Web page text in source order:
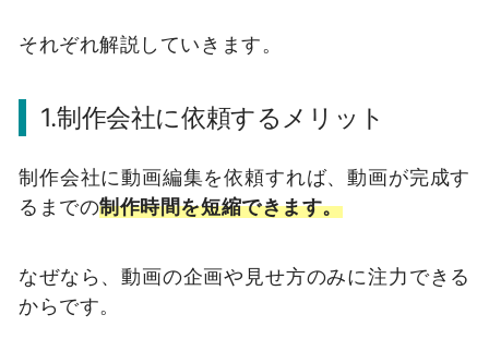
それぞれ解説していきます。
1.制作会社に依頼するメリット
制作会社に動画編集を依頼すれば、動画が完成す
るまでの制作時間を短縮できます。
なぜなら、動画の企画や見せ方のみに注力できる
からです。